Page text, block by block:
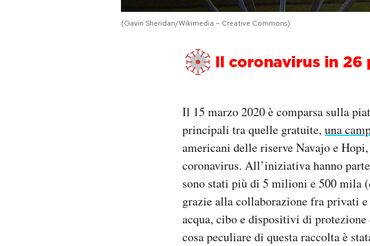
(Gavin Sheridan/Wikimedia – Creative Commons)
Il 15 marzo 2020 è comparsa sulla
principali tra quelle gratuite, una
americani delle riserve Navajo e
coronavirus. All’iniziativa hanno
sono stati più di 5 milioni e 500 mila
grazie alla collaborazione fra privati
acqua, cibo e dispositivi di
cosa peculiare di questa raccolta è